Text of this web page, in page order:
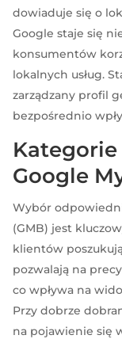
dowiaduje się o
Google staje się
konsumentów
lokalnych usług.
zarządzany profil
bezpośrednio
Google
Wybór
(GMB) jest
klientów
pozwalają na
co wpływa na
Przy dobrze
na pojawienie się